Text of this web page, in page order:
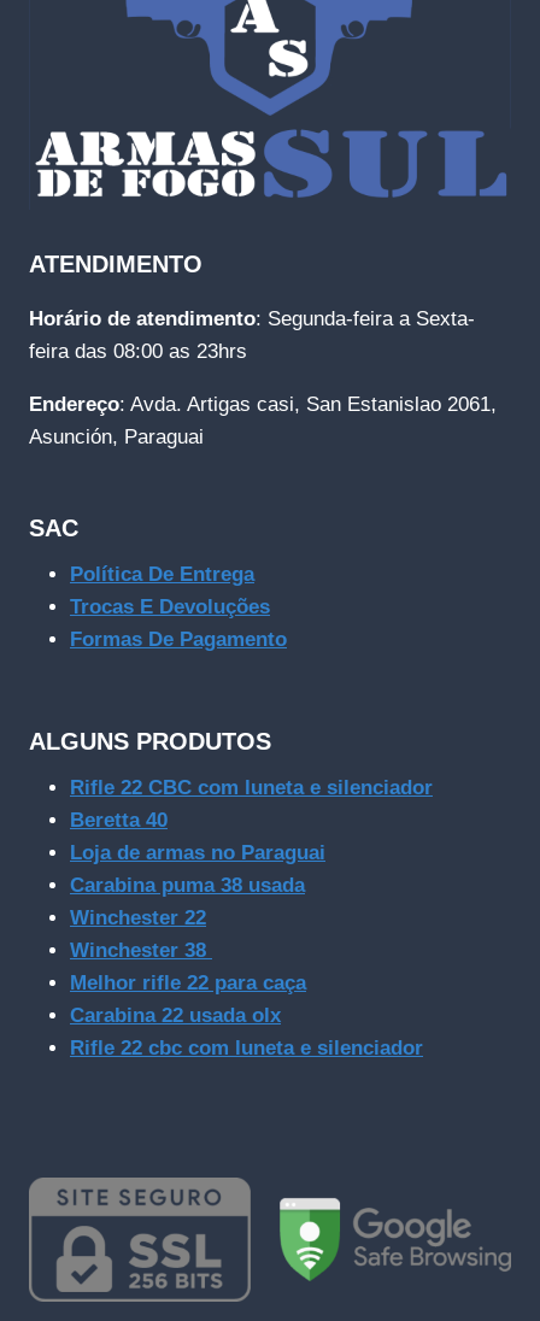
ATENDIMENTO
Horário de atendimento: Segunda-feira a Sexta-
feira das 08:00 as 23hrs
Endereço: Avda. Artigas casi, San Estanislao 2061,
Asunción, Paraguai
SAC
Política De Entrega
Trocas E Devoluções
Formas De Pagamento
ALGUNS PRODUTOS
Rifle 22 CBC com luneta e silenciador
Beretta 40
Loja de armas no Paraguai
Carabina puma 38 usada
Winchester 22
Winchester 38
Melhor rifle 22 para caça
Carabina 22 usada olx
Rifle 22 cbc com luneta e silenciador